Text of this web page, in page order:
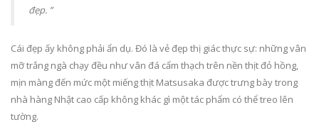
đẹp. ”
Cái đẹp ấy không phải ẩn dụ. Đó là vẻ đẹp thị giác thực sự: những vân
mỡ trắng ngà chạy đều như vân đá cẩm thạch trên nền thịt đỏ hồng,
mịn màng đến mức một miếng thịt Matsusaka được trưng bày trong
nhà hàng Nhật cao cấp không khác gì một tác phẩm có thể treo lên
tường.